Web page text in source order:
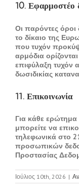
10. Εφαρμοστέο
Οι παρόντες όροι
το δίκαιο της
που τυχόν
αρμόδια
επιφύλαξη τυχόν
δωσιδικίας
11. Επικοινωνία
Για κάθε
μπορείτε να
τηλεφωνικά στο
προσωπικών
Προστασίας
Ιούλιος 10th, 2026 |